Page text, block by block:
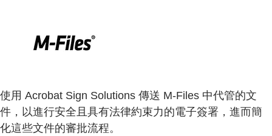
使用 Acrobat Sign Solutions 傳送 M-Files 中代管的文
件，以進行安全且具有法律約束力的電子簽署，進而簡
化這些文件的審批流程。